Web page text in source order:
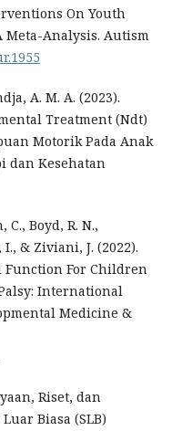
On Youth
Analysis. Autism
A. M. A. (2023).
Treatment (Ndt)
Motorik Pada Anak
dan Kesehatan
C., Boyd, R. N.,
& Ziviani, J. (2022).
Function For Children
International
Medicine &
Riset, dan
Biasa (SLB)